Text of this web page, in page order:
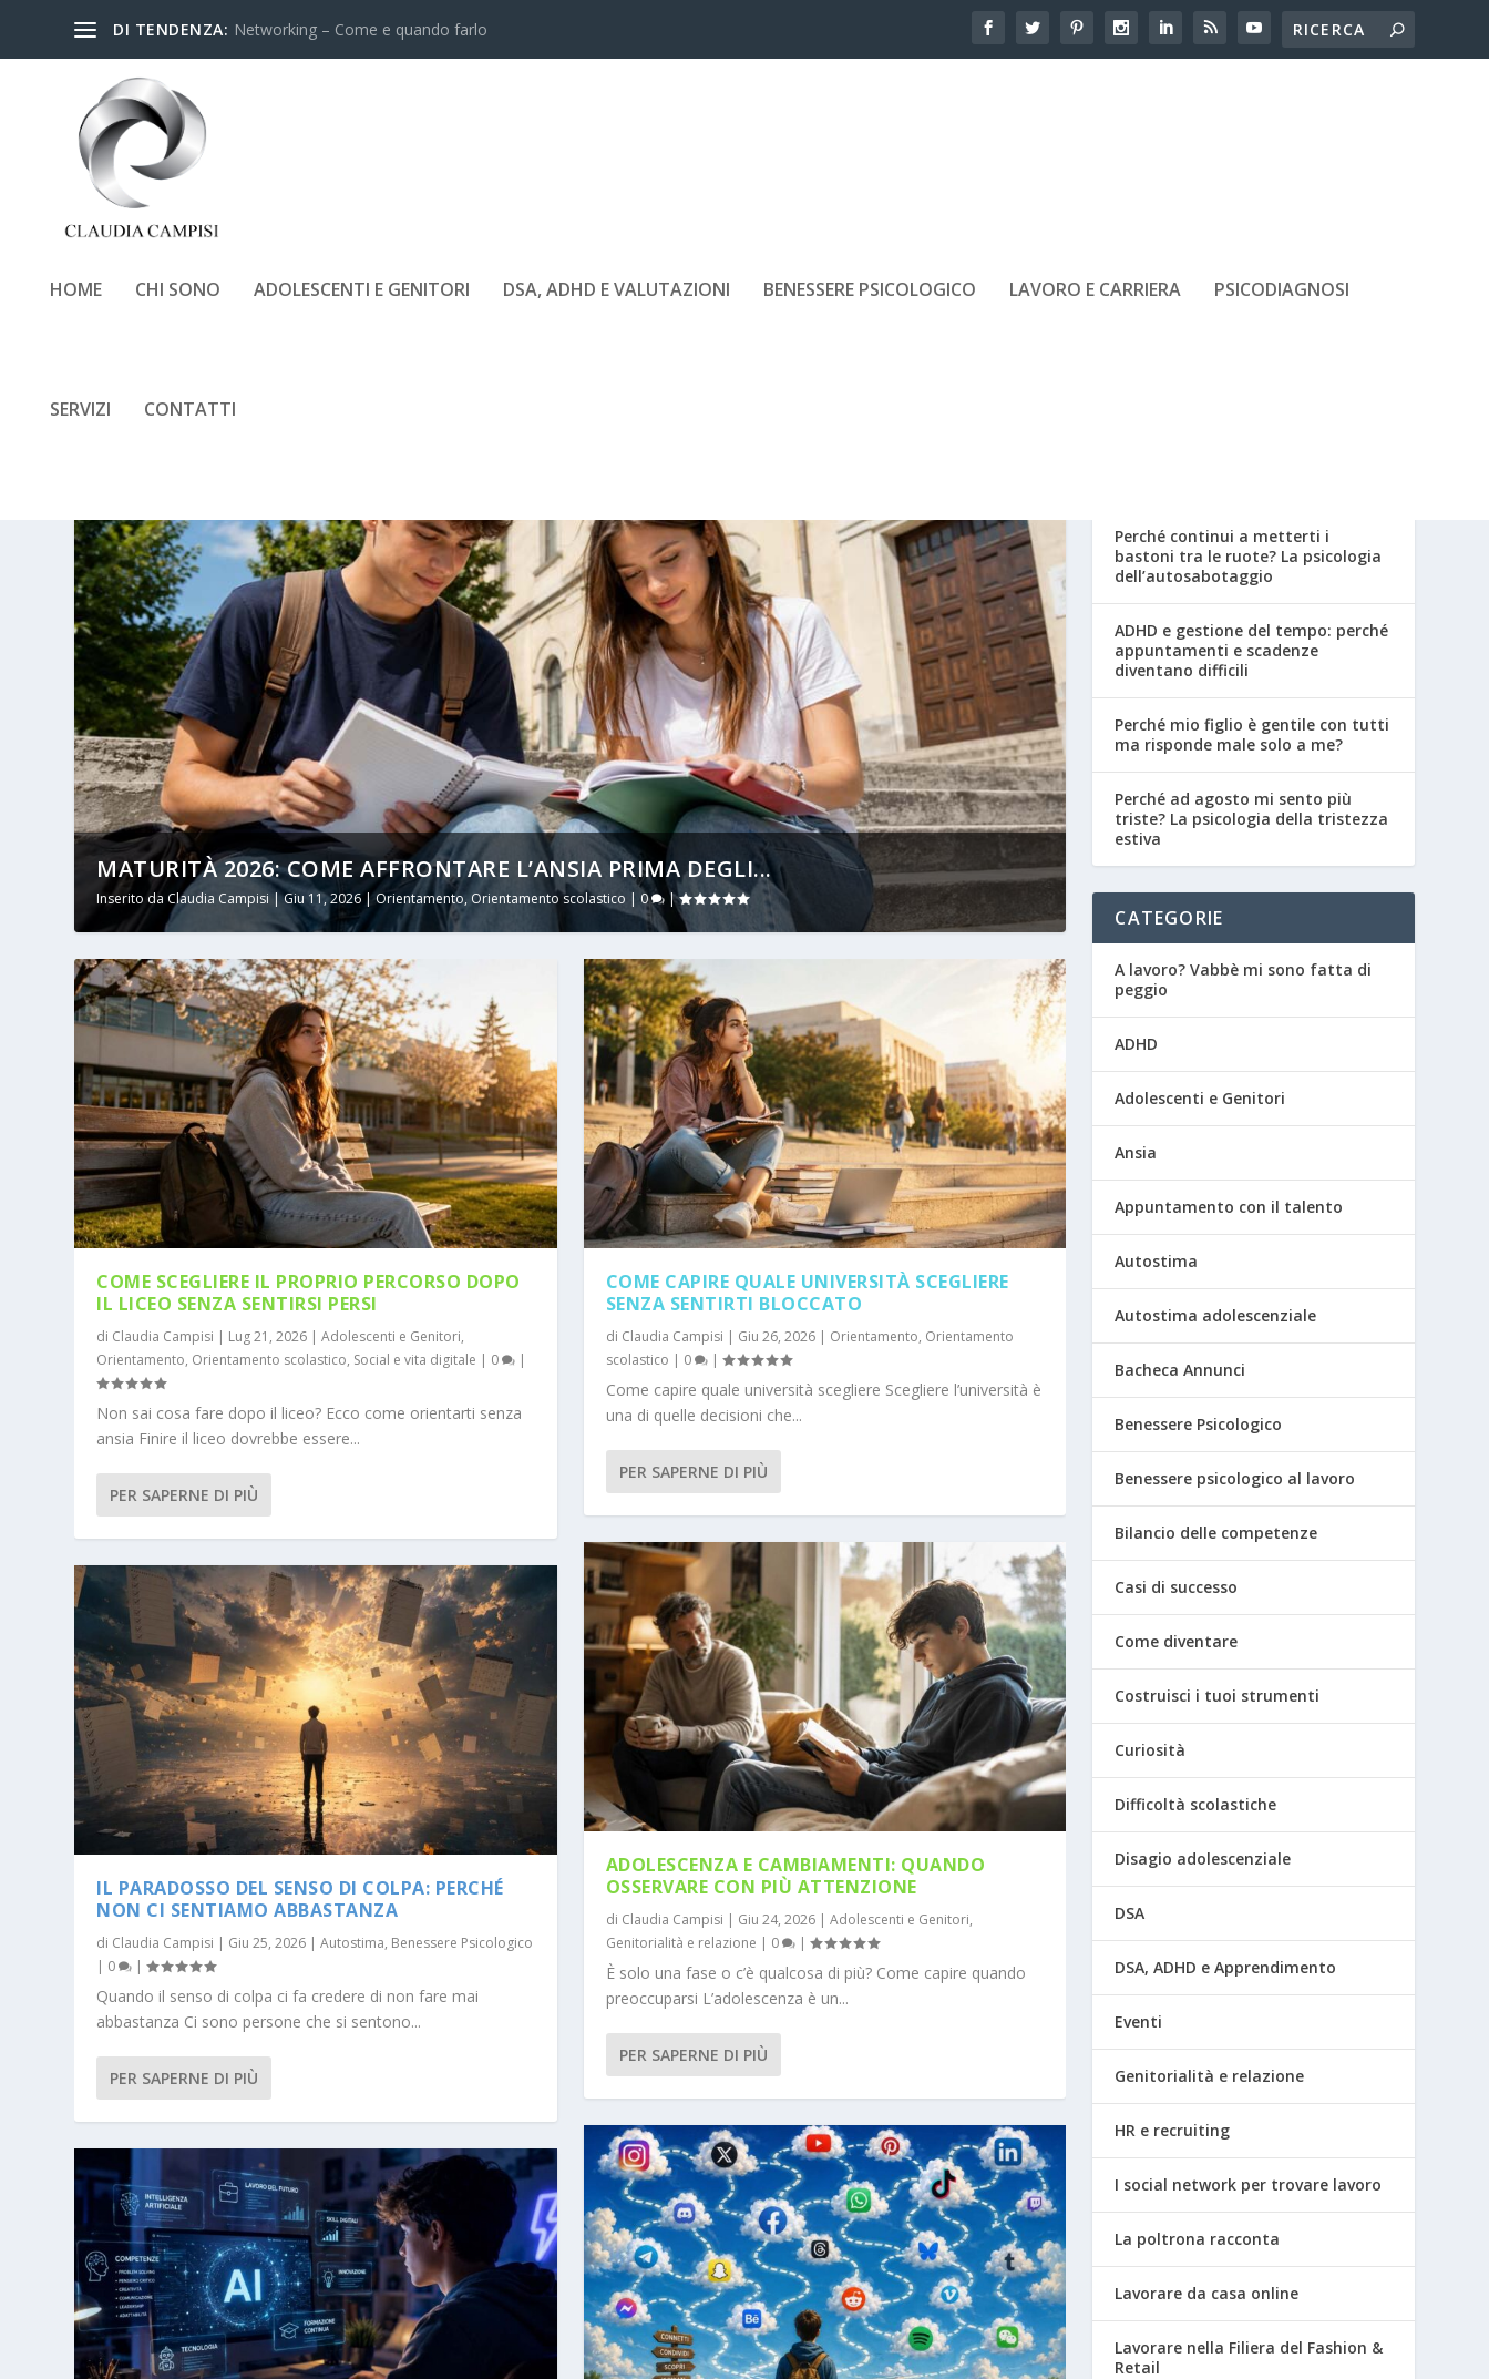
DI TENDENZA: Networking – Come e quando farlo
HOME CHI SONO ADOLESCENTI E GENITORI DSA, ADHD E VALUTAZIONI BENESSERE PSICOLOGICO LAVORO E CARRIERA PSICODIAGNOSI
SERVIZI CONTATTI
MATURITÀ 2026: COME AFFRONTARE L’ANSIA PRIMA DEGLI...
Inserito daClaudia Campisi|Giu 11, 2026|Orientamento, Orientamento scolastico | 0 |
LE PROFESSIONI PIÙ RICHIESTE NEL 2030: I LAVORI DE...
Claudia Campisi Orientamento professionale|0 |
LAVORO CON STILE EVOLVE: ADOLESCENTI, FUTURO E ORI...
Claudia Campisi Ricomincio da me |0 |
COME SCEGLIERE IL PROPRIO PERCORSO DOPO
IL LICEO SENZA SENTIRSI PERSI
di Claudia Campisi | Lug 21, 2026 |Adolescenti e Genitori,
Orientamento, Orientamento scolastico, Social e vita digitale | 0 |
Non sai cosa fare dopo il liceo? Ecco come orientarti senza
ansia Finire il liceo dovrebbe essere...
PER SAPERNE DI PIÙ
IL PARADOSSO DEL SENSO DI COLPA: PERCHÉ
NON CI SENTIAMO ABBASTANZA
di Claudia Campisi Giu 25, 2026 |Autostima, Benessere Psicologico
0 |
Quando il senso di colpa ci fa credere di non fare mai
abbastanza Ci sono persone che si sentono...
PER SAPERNE DI PIÙ
COME CAPIRE QUALE UNIVERSITÀ SCEGLIERE
SENZA SENTIRTI BLOCCATO
di Claudia Campisi | Giu 26, 2026| Orientamento, Orientamento
scolastico | 0 |
Come capire quale università scegliere Scegliere l’università è
una di quelle decisioni che...
PER SAPERNE DI PIÙ
ADOLESCENZA E CAMBIAMENTI: QUANDO
OSSERVARE CON PIÙ ATTENZIONE
di Claudia Campisi Giu 24, 2026| Adolescenti e Genitori,
Genitorialità e relazione
0 |
È solo una fase o c’è qualcosa di più? Come capire quando
preoccuparsi L’adolescenza è un...
PER SAPERNE DI PIÙ
Perché continui a metterti i
bastoni tra le ruote? La psicologia
dell’autosabotaggio
ADHD e gestione del tempo: perché
appuntamenti e scadenze
diventano difficili
Perché mio figlio è gentile con tutti
ma risponde male solo a me?
Perché ad agosto mi sento più
triste? La psicologia della tristezza
estiva
CATEGORIE
A lavoro? Vabbè mi sono fatta di
peggio
ADHD
Adolescenti e Genitori
Ansia
Appuntamento con il talento
Autostima
Autostima adolescenziale
Bacheca Annunci
Benessere Psicologico
Benessere psicologico al lavoro
Bilancio delle competenze
Casi di successo
Come diventare
Costruisci i tuoi strumenti
Curiosità
Difficoltà scolastiche
Disagio adolescenziale
DSA
DSA, ADHD e Apprendimento
Eventi
Genitorialità e relazione
HR e recruiting
I social network per trovare lavoro
La poltrona racconta
Lavorare da casa online
Lavorare nella Filiera del Fashion &
Retail